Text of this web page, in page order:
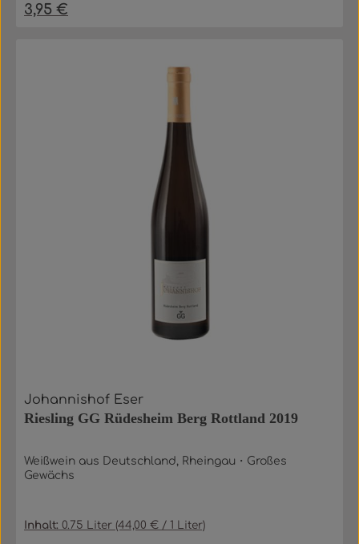
Regulärer Preis:
3,95 €
Johannishof Eser
Riesling GG Rüdesheim Berg Rottland 2019
Weißwein aus Deutschland, Rheingau・Großes
Gewächs
Inhalt:0.75 Liter (44,00 € / 1 Liter)